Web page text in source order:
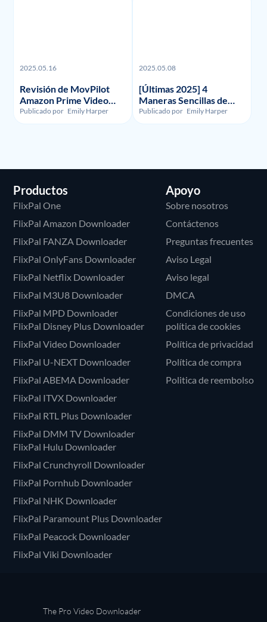
2025.05.16
Revisión de MovPilot
Amazon Prime Video
Downloader - Ilegalidad,
Uso y Precio
Publicado por Emily Harper
2025.05.08
[Últimas 2025] 4
Maneras Sencillas de
Grabar la Pantalla en
HBO Max
Publicado por Emily Harper
Productos
FlixPal One
FlixPal Amazon Downloader
FlixPal FANZA Downloader
FlixPal OnlyFans Downloader
FlixPal Netflix Downloader
FlixPal M3U8 Downloader
FlixPal MPD Downloader
FlixPal Disney Plus Downloader
FlixPal Video Downloader
FlixPal U-NEXT Downloader
FlixPal ABEMA Downloader
FlixPal ITVX Downloader
FlixPal RTL Plus Downloader
FlixPal DMM TV Downloader
FlixPal Hulu Downloader
FlixPal Crunchyroll Downloader
FlixPal Pornhub Downloader
FlixPal NHK Downloader
FlixPal Paramount Plus Downloader
FlixPal Peacock Downloader
FlixPal Viki Downloader
Apoyo
Sobre nosotros
Contáctenos
Preguntas frecuentes
Aviso Legal
Aviso legal
DMCA
Condiciones de uso
política de cookies
Política de privacidad
Política de compra
Politica de reembolso
The Pro Video Downloader